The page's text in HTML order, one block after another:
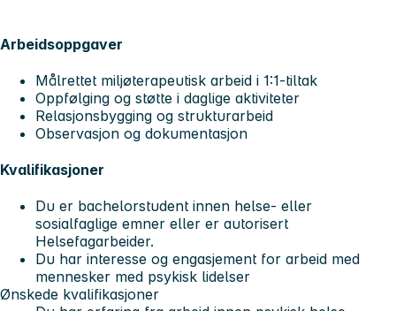
Arbeidsoppgaver
Målrettet miljøterapeutisk arbeid i 1:1-tiltak
Oppfølging og støtte i daglige aktiviteter
Relasjonsbygging og strukturarbeid
Observasjon og dokumentasjon
Kvalifikasjoner
Du er bachelorstudent innen helse- eller
sosialfaglige emner eller er autorisert
Helsefagarbeider.
Du har interesse og engasjement for arbeid med
mennesker med psykisk lidelser
Ønskede kvalifikasjoner